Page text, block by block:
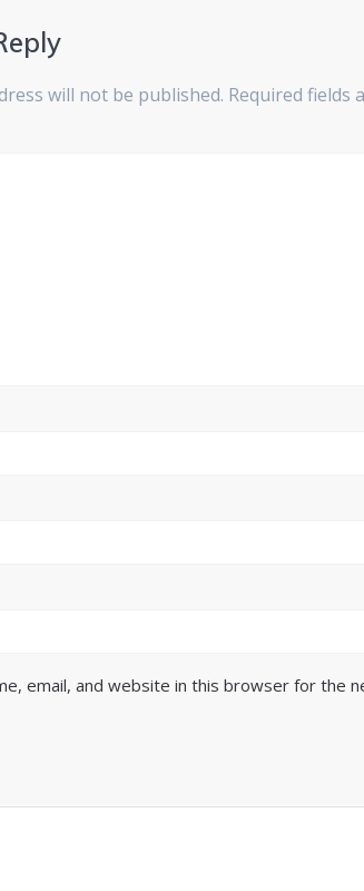
will not be published. Required fields
email, and website in this browser for the